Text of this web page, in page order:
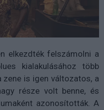
elkezdték felszámolni a
kialakulásához több
is igen változatos, a
része volt benne, és
azonosították. A